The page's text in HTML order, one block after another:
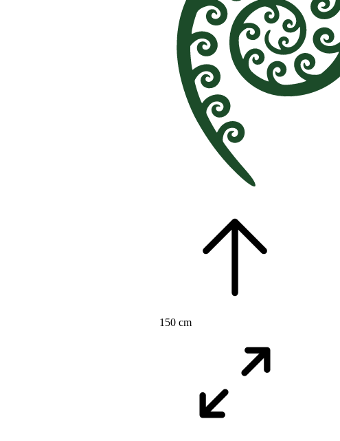
150 cm